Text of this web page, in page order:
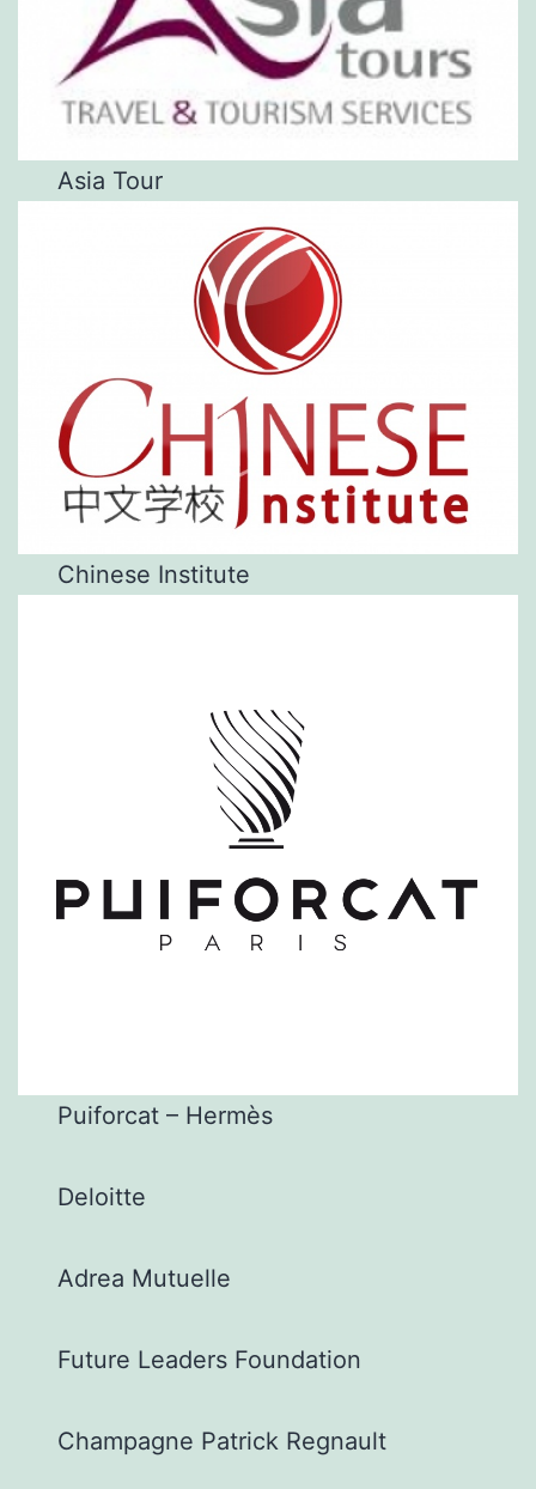
Asia Tour
Chinese Institute
Puiforcat – Hermès
Deloitte
Adrea Mutuelle
Future Leaders Foundation
Champagne Patrick Regnault